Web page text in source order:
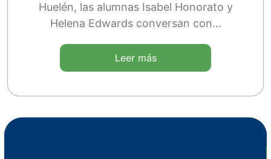
Huelén, las alumnas Isabel Honorato y
Helena Edwards conversan con…
Leer más